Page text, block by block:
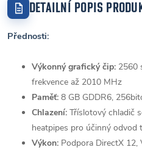
DETAILNÍ POPIS
Přednosti:
Výkonný grafický čip: 2560
frekvence až 2010 MHz
Paměť: 8 GB GDDR6,
Chlazení: Tříslotový chladič
heatpipes pro účinný odvod
Výkon: Podpora DirectX 12,